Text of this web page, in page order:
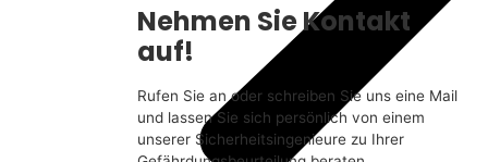
Nehmen Sie Kontakt
auf!
Rufen Sie an oder schreiben Sie uns eine Mail
und lassen Sie sich persönlich von einem
unserer Sicherheitsingenieure zu Ihrer